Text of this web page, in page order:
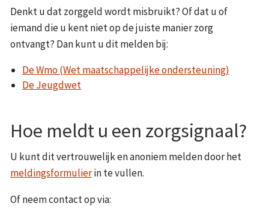
Denkt u dat zorggeld wordt misbruikt? Of dat u of
iemand die u kent niet op de juiste manier zorg
ontvangt? Dan kunt u dit melden bij:
De Wmo (Wet maatschappelijke ondersteuning)
De Jeugdwet
Hoe meldt u een zorgsignaal?
U kunt dit vertrouwelijk en anoniem melden door het
meldingsformulierin te vullen.
Of neem contact op via: